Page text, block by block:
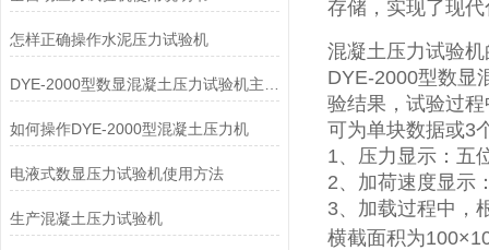
怎样正确操作水泥压力试验机
如何操作DYE-2000型混凝土压力机
电液式数显压力试验机使用方法
生产混凝土压力试验机
存储，实现了现
混凝土压力试验
DYE-2000型数显
验结果，试验过
可为单块数据或3
1、压力显示：五
2、加荷速度显示
3、加载过程中，
横截面积为